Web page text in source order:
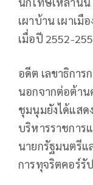
เผาบ้าน เผาเ
เมื่อปี 2552-
อดีต เลขาธิการ
นอกจากต่อต้าน
ชุมนุมยังได้แสด
บริหารราชการ
นายกรัฐมนตรี
การทุจริตคอร์รั